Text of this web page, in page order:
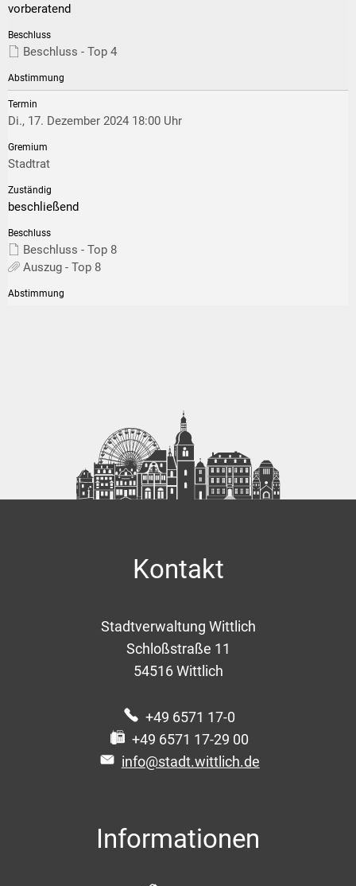
vorberatend
Beschluss - Top 4
Di., 17. Dezember 2024 18:00 Uhr
Stadtrat
beschließend
Beschluss - Top 8
Auszug - Top 8
Kontakt
Stadtverwaltung Wittlich
Schloßstraße 11
54516 Wittlich
+49 6571 17-0
+49 6571 17-29 00
info@stadt.wittlich.de
Informationen